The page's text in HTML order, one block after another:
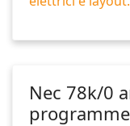
Nec 78k/0